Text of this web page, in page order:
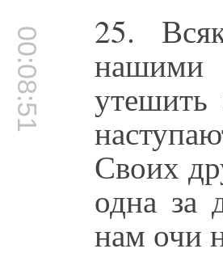
00:08:51 25.
Своих
одна за
нам очи